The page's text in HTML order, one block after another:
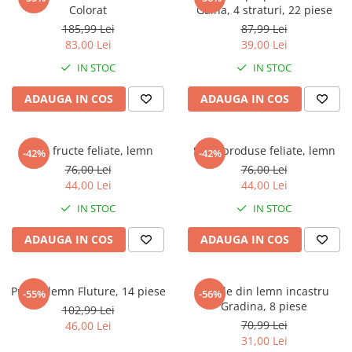
Captain america
Liga Dreptatii
Buzz Lightyear
My Little Pony
Planes
Tom & Jerry
Transformers
Top Wings
Incaltaminte baieti
Ghete si cizme baieti
Pantofi baieti
Pantofi sport baieti
Papuci si slapi baieti
Marvel
Monsters Inc.
La casa de papel
Nasa
Rainbow High
Garfield
Nightmare before Christmas
Alice in Wonderland
Nella The Princess Knight
Perletti
Colorat
185,99 Lei
83,00 Lei
IN STOC
ADAUGA IN COS
Gaina, 4 straturi, 22 piese
87,99 Lei
39,00 Lei
IN STOC
ADAUGA IN COS
-42%
Set 4 fructe feliate, lemn
76,00 Lei
44,00 Lei
IN STOC
ADAUGA IN COS
-42%
Set 4 produse feliate, lemn
76,00 Lei
44,00 Lei
IN STOC
ADAUGA IN COS
-55%
Puzzle lemn Fluture, 14 piese
102,99 Lei
46,00 Lei
-56%
Puzzle din lemn incastru
Gradina, 8 piese
70,99 Lei
31,00 Lei